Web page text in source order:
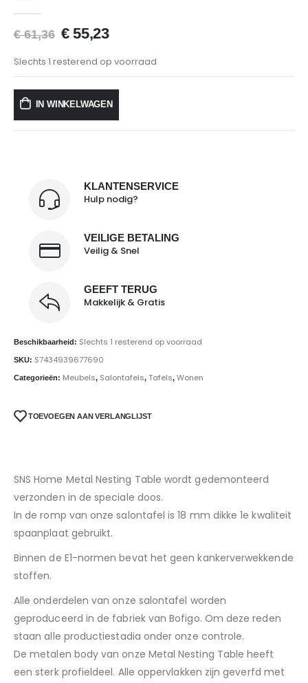
€61,36 €55,23
Slechts 1 resterend op voorraad
IN WINKELWAGEN
KLANTENSERVICE
Hulp nodig?
VEILIGE BETALING
Veilig & Snel
GEEFT TERUG
Makkelijk & Gratis
Beschikbaarheid: Slechts 1 resterend op voorraad
SKU: S7434939677690
Categorieën: Meubels, Salontafels, Tafels, Wonen
TOEVOEGEN AAN VERLANGLIJST
SNS Home Metal Nesting Table wordt gedemonteerd
verzonden in de speciale doos.
In de romp van onze salontafel is 18 mm dikke 1e kwaliteit
spaanplaat gebruikt.
Binnen de E1-normen bevat het geen kankerverwekkende
stoffen.
Alle onderdelen van onze salontafel worden
geproduceerd in de fabriek van Bofigo. Om deze reden
staan ​​alle productiestadia onder onze controle.
De metalen body van onze Metal Nesting Table heeft
een sterk profieldeel. Alle oppervlakken zijn geverfd met